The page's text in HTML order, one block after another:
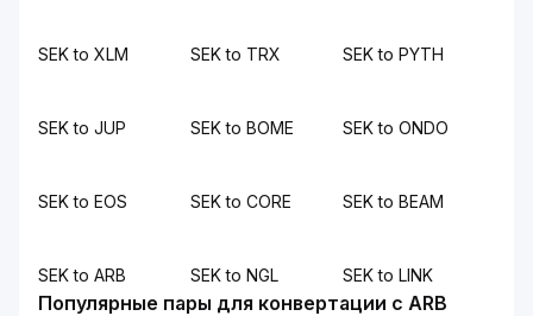
SEK to XLM SEK to TRX SEK to PYTH
SEK to JUP SEK to BOME SEK to ONDO
SEK to EOS SEK to CORE SEK to BEAM
SEK to ARB SEK to NGL SEK to LINK
Популярные пары для конвертации с ARB